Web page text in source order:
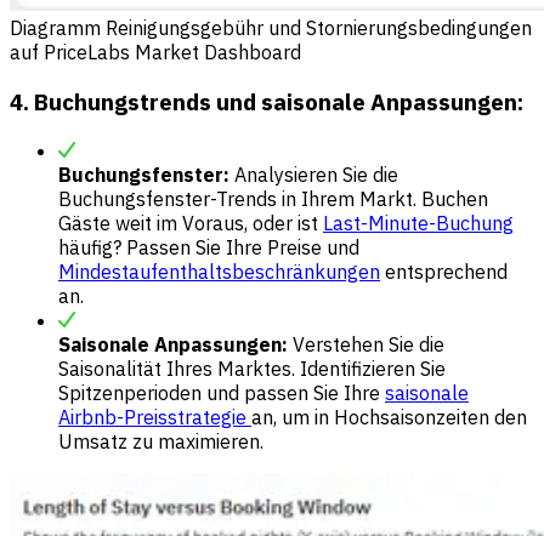
Diagramm Reinigungsgebühr und Stornierungsbedingungen
auf PriceLabs Market Dashboard
4. Buchungstrends und saisonale Anpassungen:
Buchungsfenster: Analysieren Sie die
Buchungsfenster-Trends in Ihrem Markt. Buchen
Gäste weit im Voraus, oder ist Last-Minute-Buchung
häufig? Passen Sie Ihre Preise und
Mindestaufenthaltsbeschränkungen entsprechend
an.
Saisonale Anpassungen: Verstehen Sie die
Saisonalität Ihres Marktes. Identifizieren Sie
Spitzenperioden und passen Sie Ihre saisonale
Airbnb-Preisstrategie an, um in Hochsaisonzeiten den
Umsatz zu maximieren.